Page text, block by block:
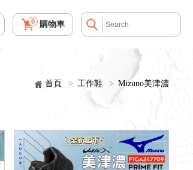
0 購物車
首頁 > 工作鞋 > Mizuno美津濃